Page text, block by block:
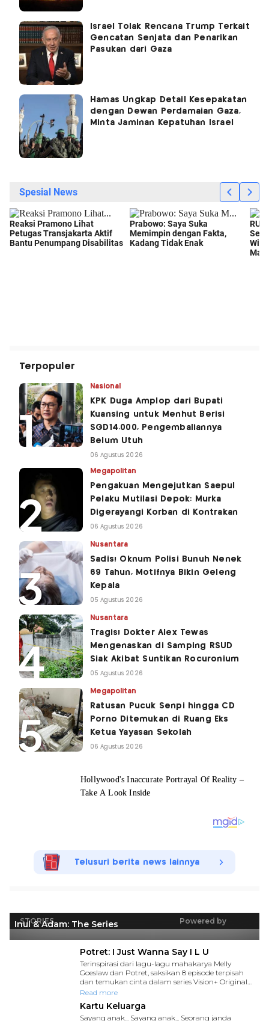
Israel Tolak Rencana Trump Terkait
Gencatan Senjata dan Penarikan
Pasukan dari Gaza
Hamas Ungkap Detail Kesepakatan
dengan Dewan Perdamaian Gaza,
Minta Jaminan Kepatuhan Israel
Terpopuler
Nasional
KPK Duga Amplop dari Bupati
Kuansing untuk Menhut Berisi
SGD14.000, Pengembaliannya
Belum Utuh
06 Agustus 2026
Megapolitan
Pengakuan Mengejutkan Saepul
Pelaku Mutilasi Depok: Murka
Digerayangi Korban di Kontrakan
06 Agustus 2026
Nusantara
Sadis! Oknum Polisi Bunuh Nenek
69 Tahun, Motifnya Bikin Geleng
Kepala
05 Agustus 2026
Nusantara
Tragis! Dokter Alex Tewas
Mengenaskan di Samping RSUD
Siak Akibat Suntikan Rocuronium
05 Agustus 2026
Megapolitan
Ratusan Pucuk Senpi hingga CD
Porno Ditemukan di Ruang Eks
Ketua Yayasan Sekolah
06 Agustus 2026
Telusuri berita news lainnya